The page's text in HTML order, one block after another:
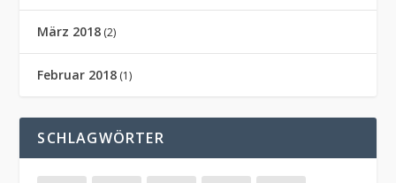
März 2018 (2)
Februar 2018 (1)
SCHLAGWÖRTER